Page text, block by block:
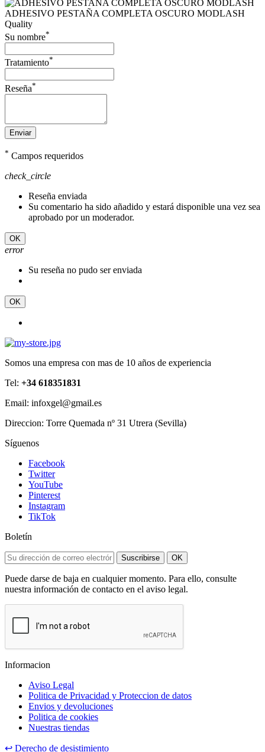
ADHESIVO PESTAÑA COMPLETA OSCURO MODLASH
Quality
Su nombre*
Tratamiento*
Reseña*
Enviar
* Campos requeridos
check_circle
Reseña enviada
Su comentario ha sido añadido y estará disponible una vez sea
aprobado por un moderador.
OK
error
Su reseña no pudo ser enviada
OK
Somos una empresa con mas de 10 años de experiencia
Tel: +34 618351831
Email: infoxgel@gmail.es
Direccion: Torre Quemada nº 31 Utrera (Sevilla)
Síguenos
Facebook
Twitter
YouTube
Pinterest
Instagram
TikTok
Boletín
Suscribirse OK
Puede darse de baja en cualquier momento. Para ello, consulte
nuestra información de contacto en el aviso legal.
Informacion
Aviso Legal
Politica de Privacidad y Proteccion de datos
Envios y devoluciones
Politica de cookies
Nuestras tiendas
↩ Derecho de desistimiento